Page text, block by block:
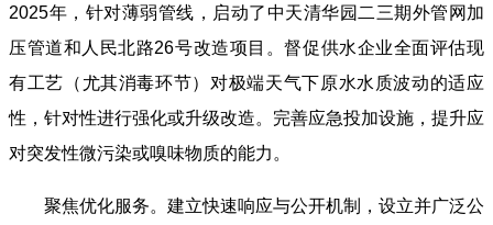
2025年，针对薄弱管线，启动了中天清华园二三期外管网加
压管道和人民北路26号改造项目。督促供水企业全面评估现
有工艺（尤其消毒环节）对极端天气下原水水质波动的适应
性，针对性进行强化或升级改造。完善应急投加设施，提升应
对突发性微污染或嗅味物质的能力。
聚焦优化服务。建立快速响应与公开机制，设立并广泛公